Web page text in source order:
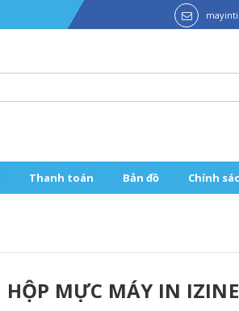
Thanh toán Bản đồ Chính
HỘP MỰC MÁY IN